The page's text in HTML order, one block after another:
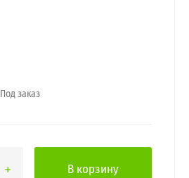
Под заказ
В корзину